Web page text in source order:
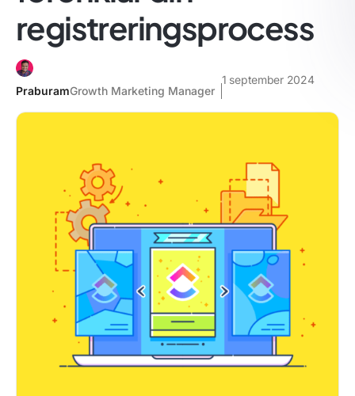
registreringsprocess
PraburamGrowth Marketing Manager
1 september 2024